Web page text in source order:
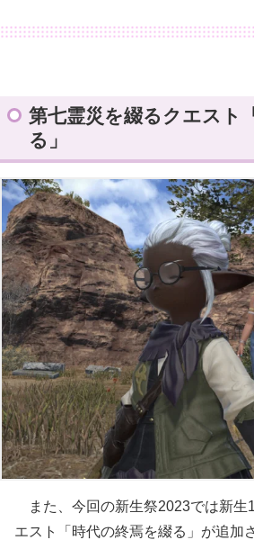
第七霊災を綴るクエスト
る」
また、今回の新生祭2023では新生
エスト「時代の終焉を綴る」が追加